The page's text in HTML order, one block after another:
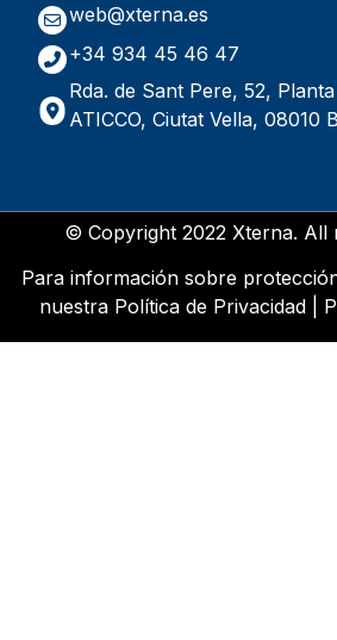
web@xterna.es
+34 934 45 46 47
Rda. de Sant Pere, 52,
ATICCO, Ciutat Vella, 08010
© Copyright 2022 Xterna. All
Para información sobre
nuestra Política de Privacidad